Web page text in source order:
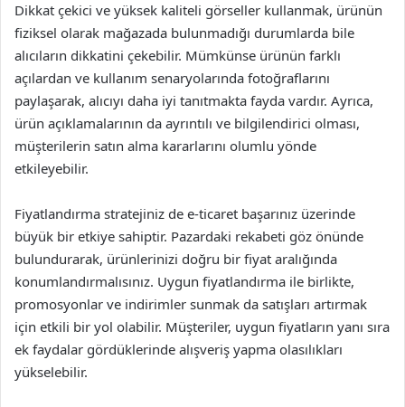
Dikkat çekici ve yüksek kaliteli görseller kullanmak, ürünün
fiziksel olarak mağazada bulunmadığı durumlarda bile
alıcıların dikkatini çekebilir. Mümkünse ürünün farklı
açılardan ve kullanım senaryolarında fotoğraflarını
paylaşarak, alıcıyı daha iyi tanıtmakta fayda vardır. Ayrıca,
ürün açıklamalarının da ayrıntılı ve bilgilendirici olması,
müşterilerin satın alma kararlarını olumlu yönde
etkileyebilir.
Fiyatlandırma stratejiniz de e-ticaret başarınız üzerinde
büyük bir etkiye sahiptir. Pazardaki rekabeti göz önünde
bulundurarak, ürünlerinizi doğru bir fiyat aralığında
konumlandırmalısınız. Uygun fiyatlandırma ile birlikte,
promosyonlar ve indirimler sunmak da satışları artırmak
için etkili bir yol olabilir. Müşteriler, uygun fiyatların yanı sıra
ek faydalar gördüklerinde alışveriş yapma olasılıkları
yükselebilir.